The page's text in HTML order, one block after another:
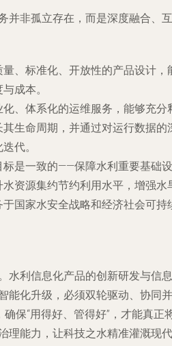
并非孤立存在，而是深度融合、互
量、标准化、开放性的产品设计，
成本。
化、体系化的运维服务，能够充分
生命周期，并通过对运行数据的
代。
标是一致的——保障水利重要基础设
资源集约节约利用水平，增强水
国家水安全战略和经济社会可持
水利信息化产品的创新研发与信息
能化升级，必须双轮驱动、协同并
保“用得好、管得好”，才能真正
理能力，让科技之水精准灌溉现代